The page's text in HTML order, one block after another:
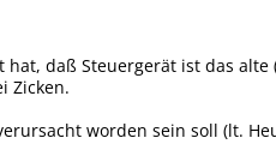
daß Steuergerät ist das alte
Zicken.
worden sein soll (lt.